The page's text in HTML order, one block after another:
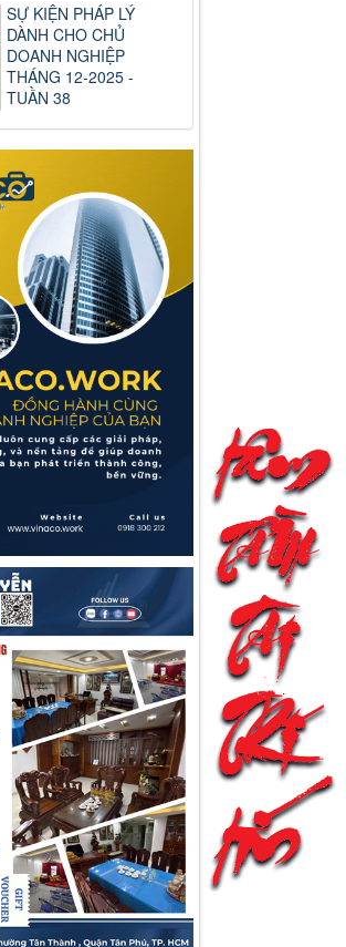
SỰ KIỆN PHÁP LÝ
DÀNH CHO CHỦ
DOANH NGHIỆP
THÁNG 12-2025 -
TUẦN 38